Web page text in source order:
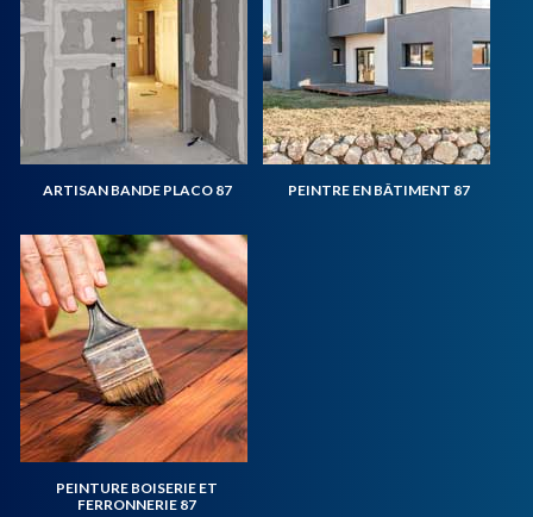
ARTISAN BANDE PLACO 87 PEINTRE EN BÂTIMENT 87
PEINTURE BOISERIE ET
FERRONNERIE 87